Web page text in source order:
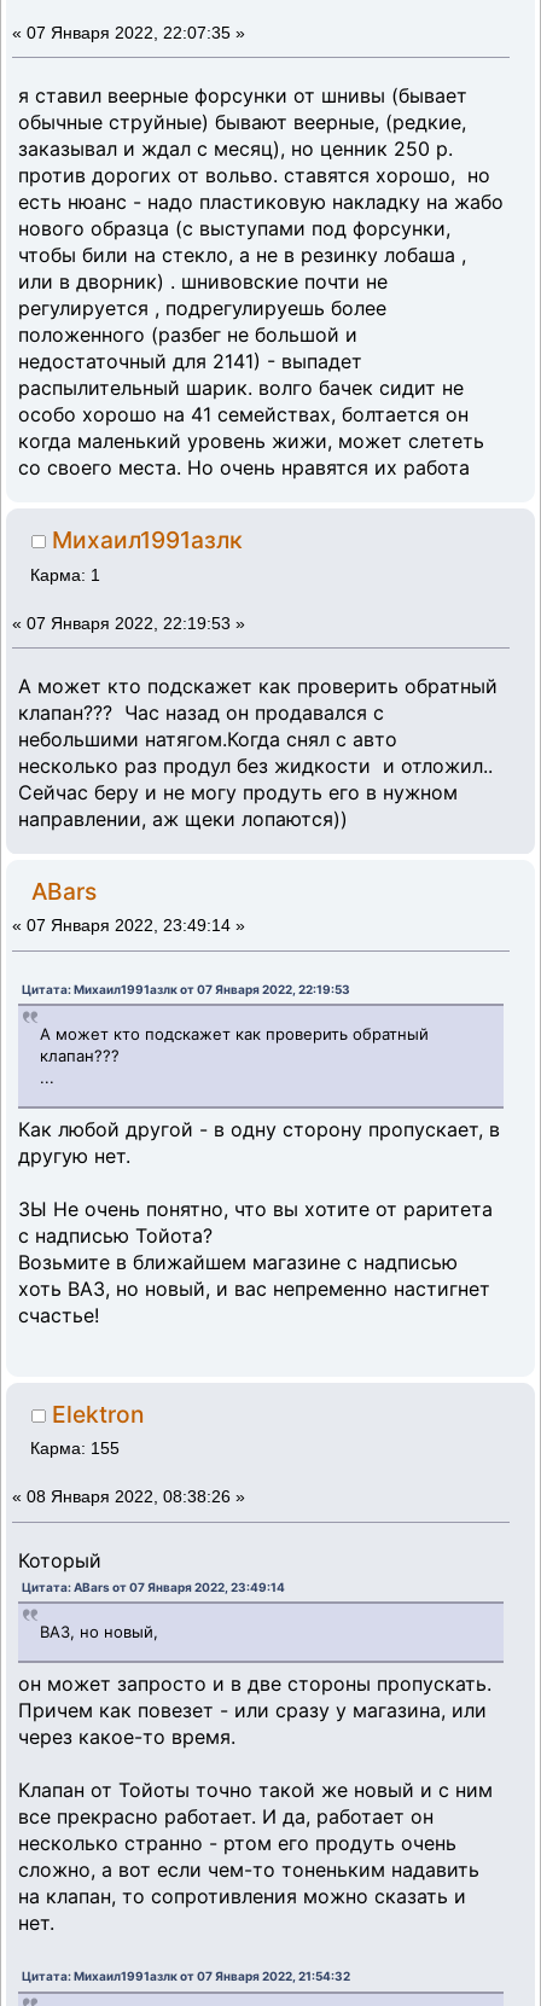
« 07 Января 2022, 22:07:35 »
я ставил веерные форсунки от шнивы (бывает
обычные струйные) бывают веерные, (редкие,
заказывал и ждал с месяц), но ценник 250 р.
против дорогих от вольво. ставятся хорошо, но
есть нюанс - надо пластиковую накладку на жабо
нового образца (с выступами под форсунки,
чтобы били на стекло, а не в резинку лобаша ,
или в дворник) . шнивовские почти не
регулируется , подрегулируешь более
положенного (разбег не большой и
недостаточный для 2141) - выпадет
распылительный шарик. волго бачек сидит не
особо хорошо на 41 семействах, болтается он
когда маленький уровень жижи, может слететь
со своего места. Но очень нравятся их работа
Михаил1991азлк
Карма: 1
« 07 Января 2022, 22:19:53 »
А может кто подскажет как проверить обратный
клапан??? Час назад он продавался с
небольшими натягом.Когда снял с авто
несколько раз продул без жидкости и отложил..
Сейчас беру и не могу продуть его в нужном
направлении, аж щеки лопаются))
ABars
« 07 Января 2022, 23:49:14 »
Цитата: Михаил1991азлк от 07 Января 2022, 22:19:53
А может кто подскажет как проверить обратный
клапан???
...
Как любой другой - в одну сторону пропускает, в
другую нет.
ЗЫ Не очень понятно, что вы хотите от раритета
с надписью Тойота?
Возьмите в ближайшем магазине с надписью
хоть ВАЗ, но новый, и вас непременно настигнет
счастье!
Elektron
Карма: 155
« 08 Января 2022, 08:38:26 »
Который
Цитата: ABars от 07 Января 2022, 23:49:14
ВАЗ, но новый,
он может запросто и в две стороны пропускать.
Причем как повезет - или сразу у магазина, или
через какое-то время.
Клапан от Тойоты точно такой же новый и с ним
все прекрасно работает. И да, работает он
несколько странно - ртом его продуть очень
сложно, а вот если чем-то тоненьким надавить
на клапан, то сопротивления можно сказать и
нет.
Цитата: Михаил1991азлк от 07 Января 2022, 21:54:32